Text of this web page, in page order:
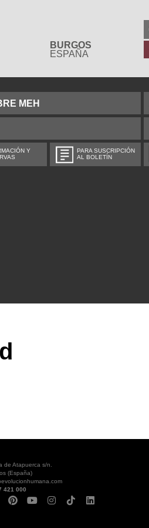
BURGOS
ESPAÑA
MEH
Y
PARA SUSCRIPCIÓN
AL BOLETÍN
de Atapuerca s/n.
(España)
421 000